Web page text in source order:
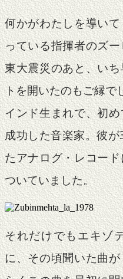
何かがわたしを導い
っている指揮者のズ
東大震災のあと、い
トを開いたのもご縁で
インド生まれで、初
成功した音楽家。彼
たアナログ・レコー
ついていました。
それだけでもエキゾ
に、その頃聞いた曲